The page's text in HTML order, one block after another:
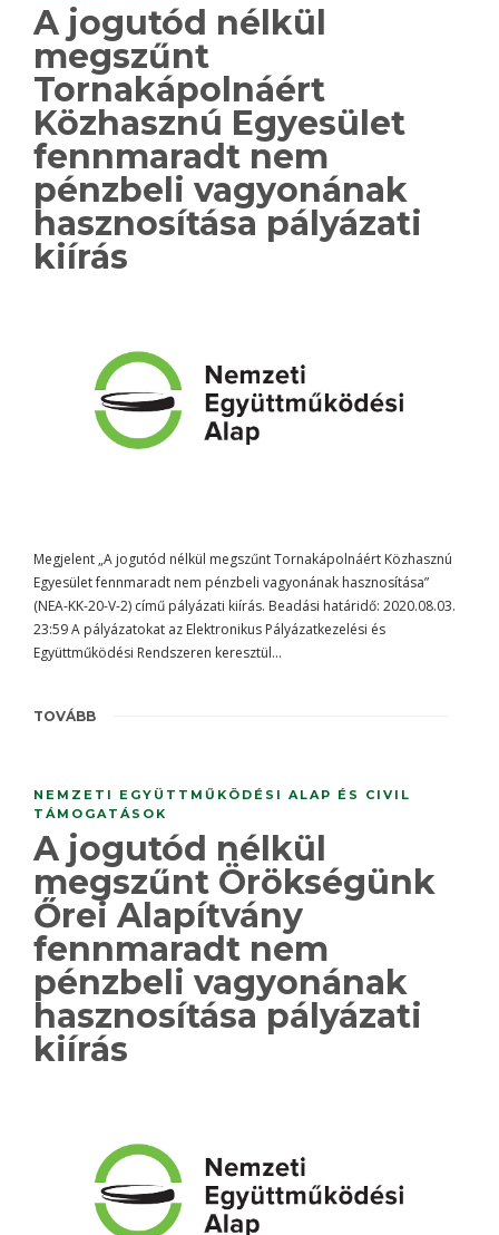
A jogutód nélkül
megszűnt
Tornakápolnáért
Közhasznú Egyesület
fennmaradt nem
pénzbeli vagyonának
hasznosítása pályázati
kiírás
Megjelent „A jogutód nélkül megszűnt Tornakápolnáért Közhasznú
Egyesület fennmaradt nem pénzbeli vagyonának hasznosítása”
(NEA-KK-20-V-2) című pályázati kiírás. Beadási határidő: 2020.08.03.
23:59 A pályázatokat az Elektronikus Pályázatkezelési és
Együttműködési Rendszeren keresztül…
TOVÁBB
NEMZETI EGYÜTTMŰKÖDÉSI ALAP ÉS CIVIL
TÁMOGATÁSOK
A jogutód nélkül
megszűnt Örökségünk
Őrei Alapítvány
fennmaradt nem
pénzbeli vagyonának
hasznosítása pályázati
kiírás